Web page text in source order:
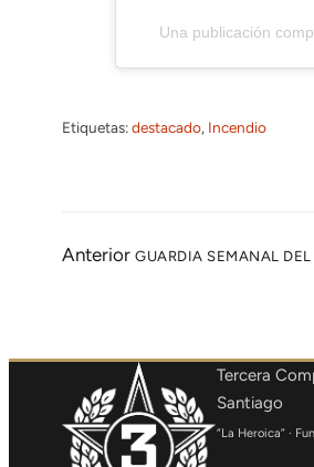
Una publicación
Etiquetas:destacado, Incendio
Anterior GUARDIA SEMANAL
Tercera
Santiago
“La Heroica” ·